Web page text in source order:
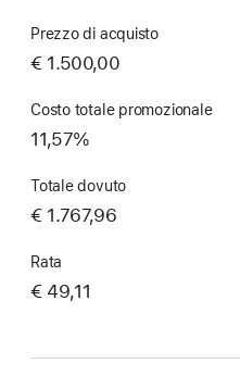
Prezzo di acquisto
€ 1.500,00
Costo totale promozionale
11,57%
Totale dovuto
€ 1.767,96
Rata
€ 49,11